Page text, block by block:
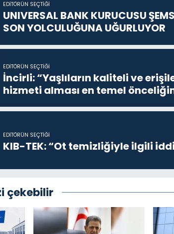
EDITÖRÜN SEÇTIĞI
UNIVERSAL BANK KURUCUSU
SON YOLCULUĞUNA UĞURLUYOR
EDITÖRÜN SEÇTIĞI
İncirli: “Yaşlıların kaliteli ve
hizmeti alması en temel
EDITÖRÜN SEÇTIĞI
KIB-TEK: “Ot temizliğiyle ilgili
çekebilir